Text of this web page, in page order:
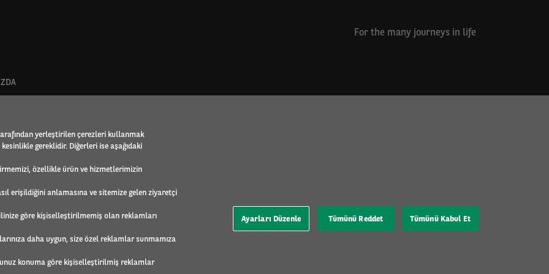
For the many journeys in life
faaliyet alanı
yerleştirilen çerezleri kullanmak
gereklidir. Diğerleri ise aşağıdaki
özellikle ürün ve hizmetlerimizin
erişildiğini anlamasına ve sitemize gelen ziyaretçi
göre kişiselleştirilmemiş olan reklamları
daha uygun, size özel reklamlar sunmamıza
konuma göre kişiselleştirilmiş reklamlar
Ayarları Düzenle Tümünü Reddet Tümünü Kabul Et